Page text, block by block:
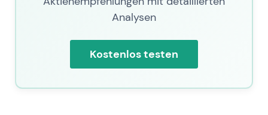
Analysen
Kostenlos testen